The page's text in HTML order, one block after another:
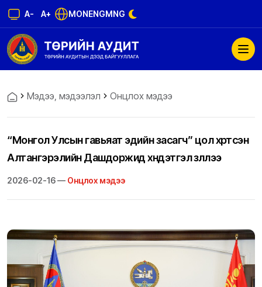
A- A+ MONENGMNG
Мэдээ, мэдээлэл Онцлох мэдээ
“Монгол Улсын гавьяат эдийн засагч” цол хүртсэн
Алтангэрэлийн Дашдоржид хүндэтгэл үзүүллээ
2026-02-16 — Онцлох мэдээ